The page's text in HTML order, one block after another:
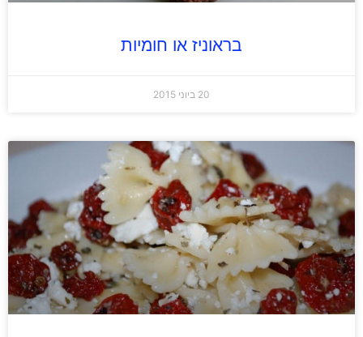
בראוניז או חומיות
20 ביוני 2015